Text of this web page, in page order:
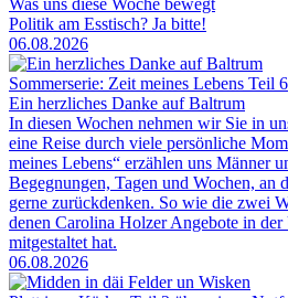
Was uns diese Woche bewegt
Politik am Esstisch? Ja bitte!
06.08.2026
Sommerserie: Zeit meines Lebens Teil 6
Ein herzliches Danke auf Baltrum
In diesen Wochen nehmen wir Sie in
eine Reise durch viele persönliche
meines Lebens“ erzählen uns Männer
Begegnungen, Tagen und Wochen, an
gerne zurückdenken. So wie die zwei
denen Carolina Holzer Angebote in der
mitgestaltet hat.
06.08.2026